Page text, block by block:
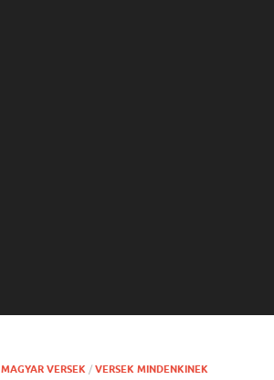
MAGYAR VERSEK / VERSEK MINDENKINEK